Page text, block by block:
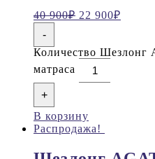
40 900₽ 22 900₽
-
Количество Шезлонг
матраса
+
В корзину
Распродажа!